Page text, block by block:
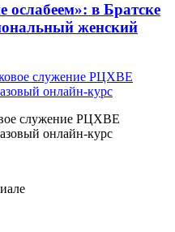
ослабеем»: в Братске
женский
служение РЦХВЕ
онлайн-курс